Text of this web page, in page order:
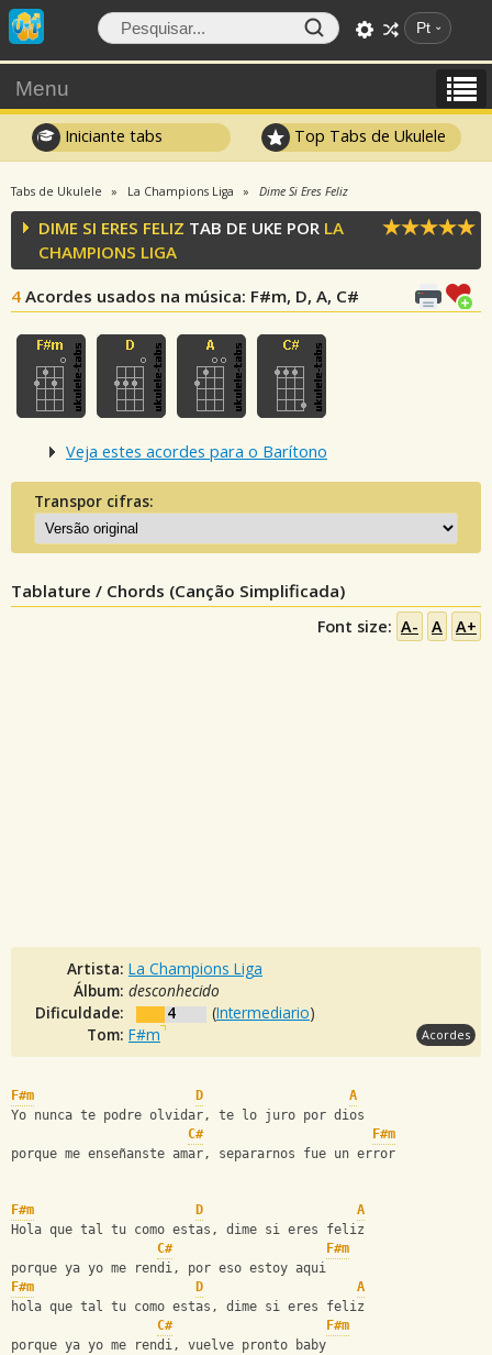
Pt
Menu
Iniciante tabs Top Tabs de Ukulele
Tabs de Ukulele La Champions Liga Dime Si Eres Feliz
DIME SI ERES FELIZ TAB DE UKE POR LA
CHAMPIONS LIGA
4 Acordes usados na música: F#m, D, A, C#
Veja estes acordes para o Barítono
Transpor cifras:
Tablature / Chords (Canção Simplificada)
Font size: A- A A+
Artista: La Champions Liga
Álbum: desconhecido
Dificuldade:
4 (Intermediario)
Tom: F#m Acordes
F#m D
A
Yo nunca te podre olvidar, te lo juro por dios
C#
F#m
porque me enseñanste amar, separarnos fue un error
F#m D
A
Hola que tal tu como estas, dime si eres feliz
C#
F#m
porque ya yo me rendi, por eso estoy aqui
F#m
D
A
hola que tal tu como estas, dime si eres feliz
C#
F#m
porque ya yo me rendi, vuelve pronto baby